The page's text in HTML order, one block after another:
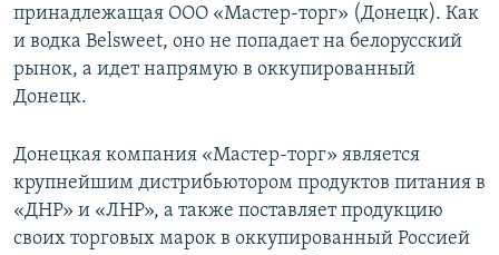
принадлежащая ООО «Мастер-торг» (Донецк). Как
и водка Belsweet, оно не попадает на белорусский
рынок, а идет напрямую в оккупированный
Донецк.
Донецкая компания «Мастер-торг» является
крупнейшим дистрибьютором продуктов питания в
«ДНР» и «ЛНР», а также поставляет продукцию
своих торговых марок в оккупированный Россией